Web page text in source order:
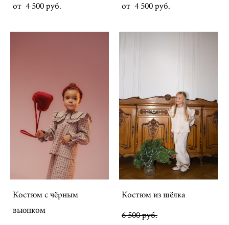
от 4 500 pуб. от 4 500 pуб.
Костюм с чёрным
вьюнком
Костюм из шёлка
6 500 pуб.